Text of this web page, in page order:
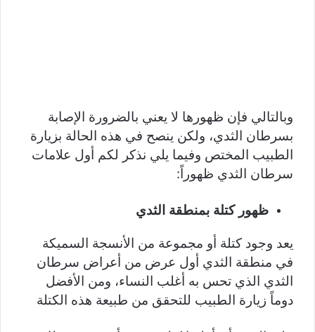
وبالتالي فإن ظهورها لا يعني بالضرورة الإصابة
بسرطان الثدي، ولكن ينصح في هذه الحالة بزيارة
الطبيب المختص وفيما يلي نذكر لكم أول علامات
سرطان الثدي ظهوراً:
ظهور كتلة بمنطقة الثدي
يعد وجود كتلة أو مجموعة من الأنسجة السميكة
في منطقة الثدي أول عرض من أعراض سرطان
الثدي الذي تحس به أغلب النساء، ومن الأفضل
دوماً زيارة الطبيب للتحقق من طبيعة هذه الكتلة